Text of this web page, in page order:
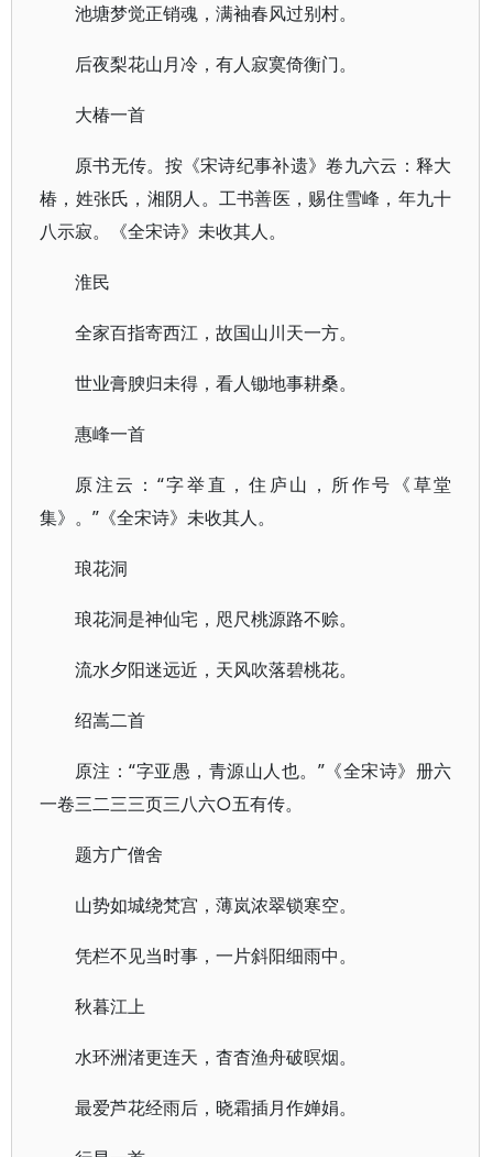
池塘梦觉正销魂，满袖春风过别村。
后夜梨花山月冷，有人寂寞倚衡门。
大椿一首
原书无传。按《宋诗纪事补遗》卷九六云：释大
椿，姓张氏，湘阴人。工书善医，赐住雪峰，年九十
八示寂。《全宋诗》未收其人。
淮民
全家百指寄西江，故国山川天一方。
世业膏腴归未得，看人锄地事耕桑。
惠峰一首
原注云：“字举直，住庐山，所作号《草堂
集》。”《全宋诗》未收其人。
琅花洞
琅花洞是神仙宅，咫尺桃源路不赊。
流水夕阳迷远近，天风吹落碧桃花。
绍嵩二首
原注：“字亚愚，青源山人也。”《全宋诗》册六
一卷三二三三页三八六○五有传。
题方广僧舍
山势如城绕梵宫，薄岚浓翠锁寒空。
凭栏不见当时事，一片斜阳细雨中。
秋暮江上
水环洲渚更连天，杳杳渔舟破暝烟。
最爱芦花经雨后，晓霜插月作婵娟。